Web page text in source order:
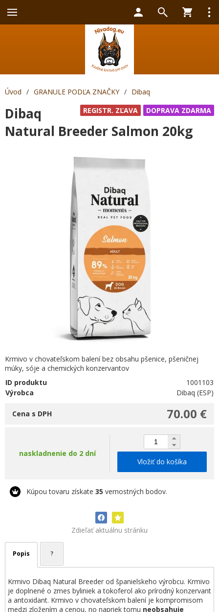
Úvod / GRANULE PODĽA ZNAČKY / Dibaq
DOPRAVA ZDARMA
REGISTR. ZĽAVA
Dibaq
Natural Breeder Salmon 20kg
Krmivo v chovateľskom balení bez obsahu pšenice, pšeničnej
múky, sóje a chemických konzervantov
ID produktu
1001103
Výrobca
Dibaq (ESP)
70.00 €
Cena s DPH
naskladnenie do 2 dní
Vložiť do košíka
Kúpou tovaru získate 35 vernostných bodov.
Zdieľať aktuálnu stránku
Popis ?
Krmivo Dibaq Natural Breeder od španielskeho výrobcu. Krmivo
je doplnené o zmes byliniek a tokoferol ako prírodný konzervant
a antoxidant. Krmivo v chovateľskom balení je kompromisom
medzi zložením a cenou, no napriek tomu neobsahuje